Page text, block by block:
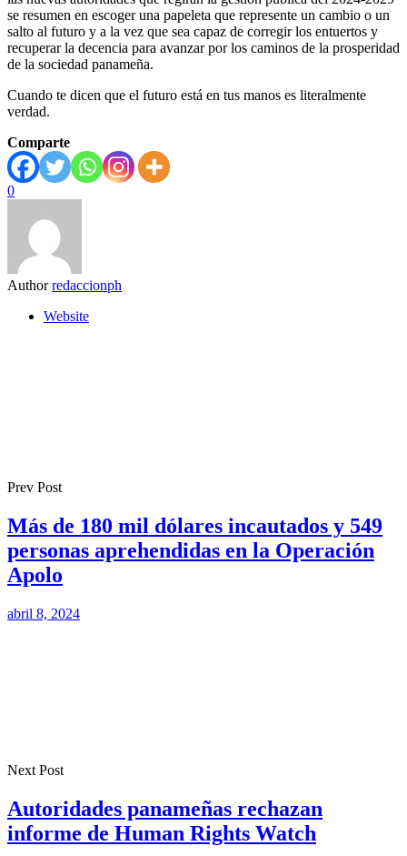
se resumen en escoger una papeleta que represente un cambio o un
salto al futuro y a la vez que sea capaz de corregir los entuertos y
recuperar la decencia para avanzar por los caminos de la prosperidad
de la sociedad panameña.
Cuando te dicen que el futuro está en tus manos es literalmente
verdad.
Comparte
0
Author redaccionph
Website
Prev Post
Más de 180 mil dólares incautados y 549
personas aprehendidas en la Operación
Apolo
abril 8, 2024
Next Post
Autoridades panameñas rechazan
informe de Human Rights Watch